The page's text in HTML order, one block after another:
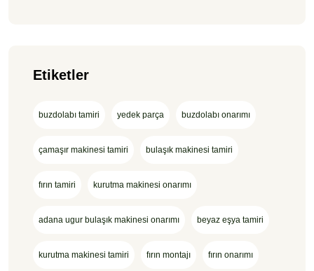
Etiketler
buzdolabı tamiri yedek parça buzdolabı onarımı
çamaşır makinesi tamiri bulaşık makinesi tamiri
fırın tamiri kurutma makinesi onarımı
adana ugur bulaşık makinesi onarımı beyaz eşya tamiri
kurutma makinesi tamiri fırın montajı fırın onarımı